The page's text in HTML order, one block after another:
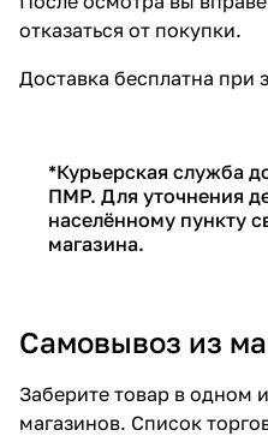
отказаться от покупки.
Доставка бесплатна при
*Курьерская служба
ПМР. Для уточнения
населённому пункту
магазина.
Самовывоз из
Заберите товар в одном
магазинов. Список